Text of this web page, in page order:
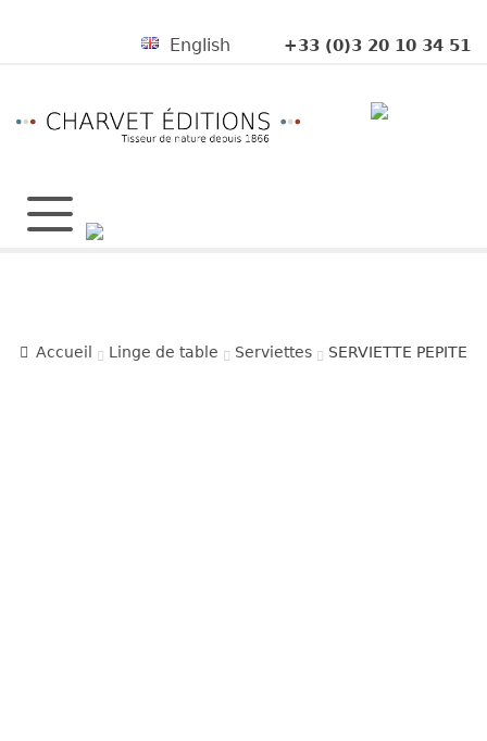
+33 (0)3 20 10 34 51
English
Accueil Linge de table Serviettes SERVIETTE PEPITE